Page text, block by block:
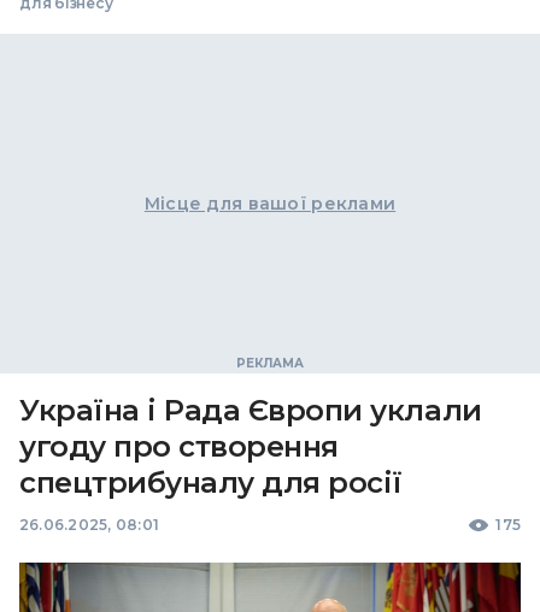
Місце для вашої реклами
Україна і Рада Європи уклали
угоду про створення
спецтрибуналу для росії
26.06.2025, 08:01 175